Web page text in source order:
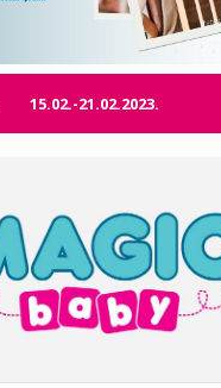
15.02.-21.02.2023.